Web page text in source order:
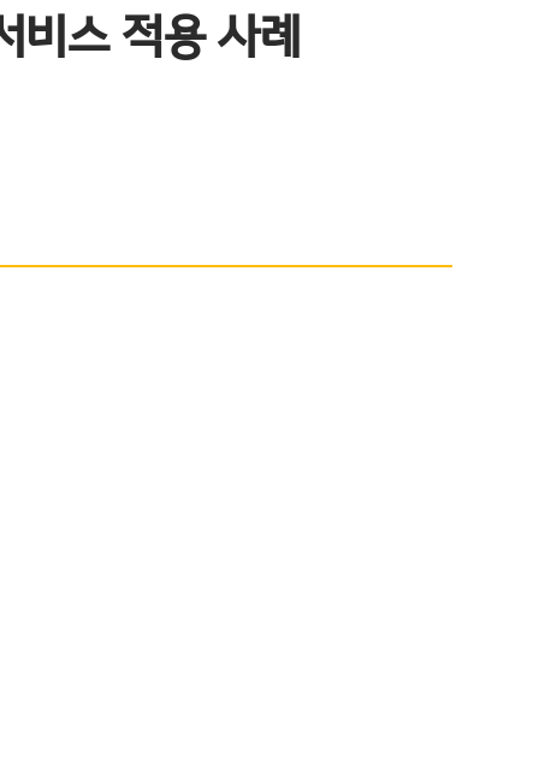
스 적용 사례